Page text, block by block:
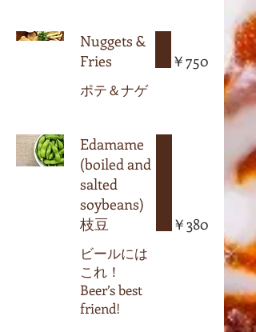
Nuggets &
Fries
ポテ＆ナゲ
￥750
Edamame
(boiled and
salted
soybeans)
枝豆
ビールには
これ！
Beer’s best
friend!
￥380